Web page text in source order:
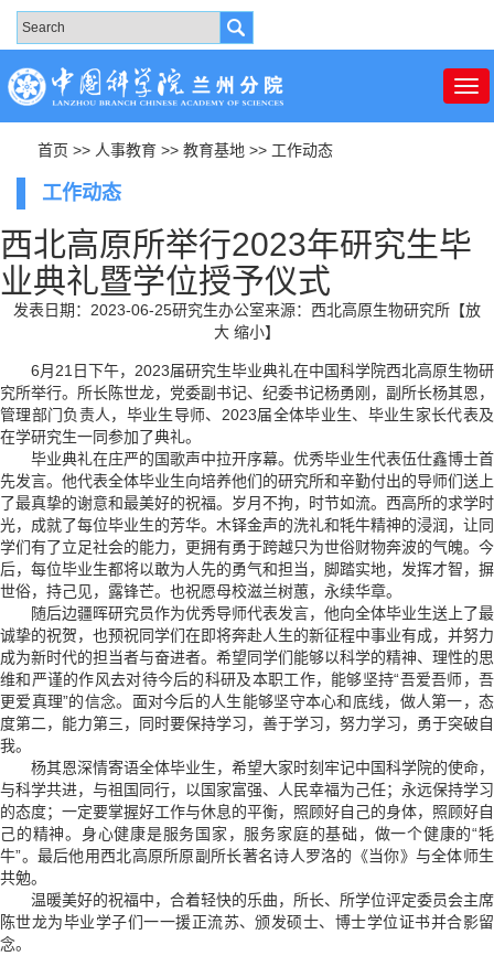
首页 >> 人事教育 >> 教育基地 >> 工作动态
工作动态
西北高原所举行2023年研究生毕
业典礼暨学位授予仪式
发表日期：2023-06-25研究生办公室来源：西北高原生物研究所 【放
大 缩小】
6月21日下午，2023届研究生毕业典礼在中国科学院西北高原生物研
究所举行。所长陈世龙，党委副书记、纪委书记杨勇刚，副所长杨其恩，
管理部门负责人，毕业生导师、2023届全体毕业生、毕业生家长代表及
在学研究生一同参加了典礼。
毕业典礼在庄严的国歌声中拉开序幕。优秀毕业生代表伍仕鑫博士首
先发言。他代表全体毕业生向培养他们的研究所和辛勤付出的导师们送上
了最真挚的谢意和最美好的祝福。岁月不拘，时节如流。西高所的求学时
光，成就了每位毕业生的芳华。木铎金声的洗礼和牦牛精神的浸润，让同
学们有了立足社会的能力，更拥有勇于跨越只为世俗财物奔波的气魄。今
后，每位毕业生都将以敢为人先的勇气和担当，脚踏实地，发挥才智，摒
世俗，持己见，露锋芒。也祝愿母校滋兰树蕙，永续华章。
随后边疆晖研究员作为优秀导师代表发言，他向全体毕业生送上了最
诚挚的祝贺，也预祝同学们在即将奔赴人生的新征程中事业有成，并努力
成为新时代的担当者与奋进者。希望同学们能够以科学的精神、理性的思
维和严谨的作风去对待今后的科研及本职工作，能够坚持“吾爱吾师，吾
更爱真理”的信念。面对今后的人生能够坚守本心和底线，做人第一，态
度第二，能力第三，同时要保持学习，善于学习，努力学习，勇于突破自
我。
杨其恩深情寄语全体毕业生，希望大家时刻牢记中国科学院的使命，
与科学共进，与祖国同行，以国家富强、人民幸福为己任；永远保持学习
的态度；一定要掌握好工作与休息的平衡，照顾好自己的身体，照顾好自
己的精神。身心健康是服务国家，服务家庭的基础，做一个健康的“牦
牛”。最后他用西北高原所原副所长著名诗人罗洛的《当你》与全体师生
共勉。
温暖美好的祝福中，合着轻快的乐曲，所长、所学位评定委员会主席
陈世龙为毕业学子们一一援正流苏、颁发硕士、博士学位证书并合影留
念。